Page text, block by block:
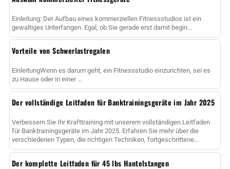
Einleitung: Der Aufbau eines kommerziellen Fitnessstudios ist ein
gewaltiges Unterfangen. Egal, ob Sie gerade erst damit begin...
Vorteile von Schwerlastregalen
EinleitungWenn es darum geht, ein Fitnessstudio einzurichten, sei es
zu Hause oder in einer ...
Der vollständige Leitfaden für Banktrainingsgeräte im Jahr 2025
Verbessern Sie Ihr Krafttraining mit unserem vollständigen Leitfaden
für Banktrainingsgeräte im Jahr 2025. Erfahren Sie mehr über die
verschiedenen Typen, die richtigen Techniken, fortgeschrittene
Methoden und ......
Der komplette Leitfaden für 45 lbs Hantelstangen